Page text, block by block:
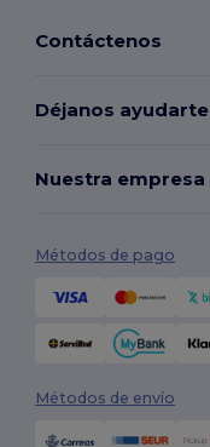
Contáctenos
Déjanos ayudarte
Nuestra empresa
Métodos de pago
Métodos de envío